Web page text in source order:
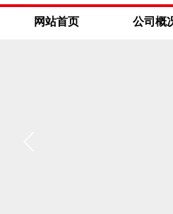
网站首页 公司概